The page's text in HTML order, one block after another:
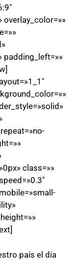
overlay_color=»»
padding_left=»»
class=»»
país el día